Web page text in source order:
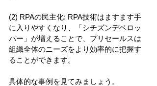
(2) RPAの民主化: RPA技術はますます手
に入りやすくなり、「シチズンデベロッ
パー」が増えることで、プリセールスは
組織全体のニーズをより効率的に把握す
ることができます。
具体的な事例を見てみましょう。